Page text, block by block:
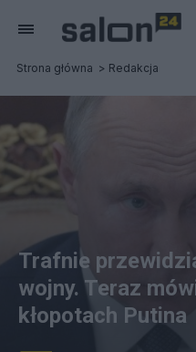
Strona główna Redakcja
Trafnie
wojny. Teraz
kłopotach Putina